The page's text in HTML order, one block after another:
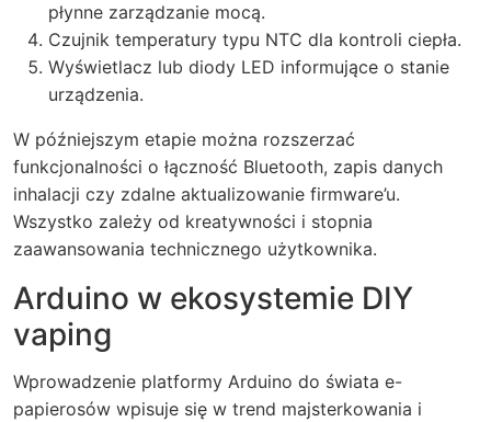
płynne zarządzanie mocą.
Czujnik temperatury typu NTC dla kontroli ciepła.
Wyświetlacz lub diody LED informujące o stanie
urządzenia.
W późniejszym etapie można rozszerzać
funkcjonalności o łączność Bluetooth, zapis danych
inhalacji czy zdalne aktualizowanie firmware’u.
Wszystko zależy od kreatywności i stopnia
zaawansowania technicznego użytkownika.
Arduino w ekosystemie DIY
vaping
Wprowadzenie platformy Arduino do świata e-
papierosów wpisuje się w trend majsterkowania i